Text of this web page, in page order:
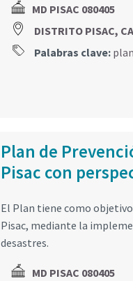
MD PISAC 080405
DISTRITO PISAC,
Palabras clave: plan
Plan de
Pisac con
El Plan tiene como
Pisac, mediante la
desastres.
MD PISAC 080405